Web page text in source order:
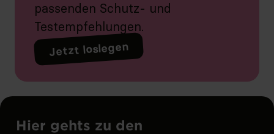
passenden Schutz- und
Testempfehlungen.
Jetzt loslegen
Hier gehts zu den